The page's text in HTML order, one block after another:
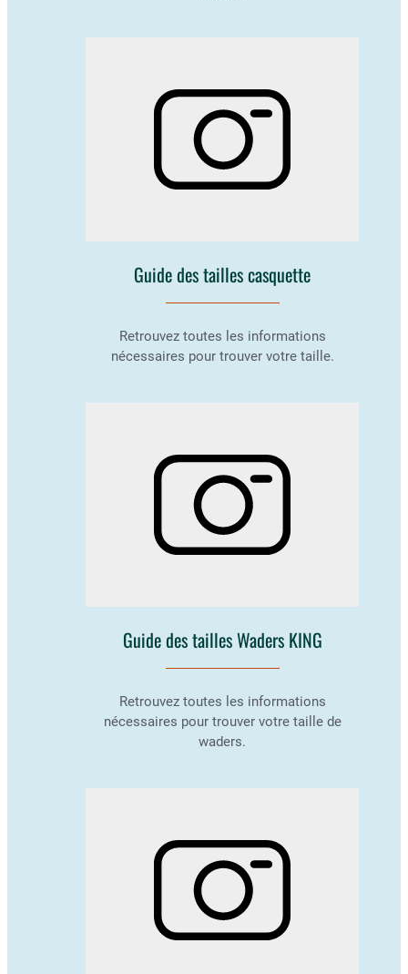
Guide des tailles casquette
Retrouvez toutes les informations
nécessaires pour trouver votre taille.
Guide des tailles Waders KING
Retrouvez toutes les informations
nécessaires pour trouver votre taille de
waders.